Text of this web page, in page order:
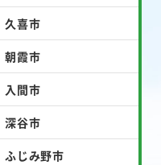
久喜市
朝霞市
入間市
深谷市
ふじみ野市